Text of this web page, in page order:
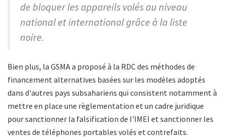
de bloquer les appareils volés au niveau
national et international grâce à la liste
noire.
Bien plus, la GSMA a proposé à la RDC des méthodes de
financement alternatives basées sur les modèles adoptés
dans d'autres pays subsahariens qui consistent notamment à
mettre en place une règlementation et un cadre juridique
pour sanctionner la falsification de l'IMEI et sanctionner les
ventes de téléphones portables volés et contrefaits.